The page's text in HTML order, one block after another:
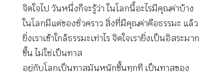
จิตใจไป วันหนึ่งก็จะรู้ว่า ในโลกนี้อะไรมีคุณค่าบ้าง
ในโลกมีแต่ของชั่วคราว สิ่งที่มีคุณค่าคือธรรมะ แล้ว
ยิ่งเราเข้าใกล้ธรรมะเท่าไร จิตใจเรายิ่งเป็นอิสระมาก
ขึ้น ไม่ใช่เป็นทาส
อยู่กับโลกเป็นทาสมันหนักขึ้นทุกที เป็นทาสของ